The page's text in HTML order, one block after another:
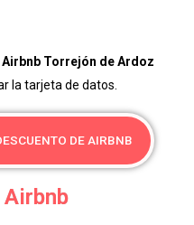
Torrejón de Ardoz
la tarjeta de datos.
DE AIRBNB